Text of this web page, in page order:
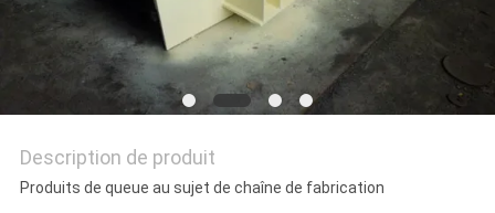
Description de produit
Produits de queue au sujet de chaîne de fabrication